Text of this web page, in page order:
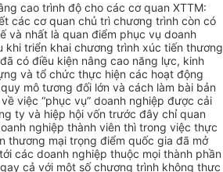
cao trình độ cho các cơ quan XTTM:
các cơ quan chủ trì chương trình còn có
và nhất là quan điểm phục vụ doanh
khi triển khai chương trình xúc tiến thương
có điều kiện nâng cao năng lực, kinh
và tổ chức thực hiện các hoạt động
mô tương đối lớn và cách làm bài bản
việc “phục vụ” doanh nghiệp được cải
ty và hiệp hội vốn trước đây chỉ quan
nghiệp thành viên thì trong việc thực
thương mại trọng điểm quốc gia đã mở
các doanh nghiệp thuộc mọi thành phần
cả với một số chương trình không thực